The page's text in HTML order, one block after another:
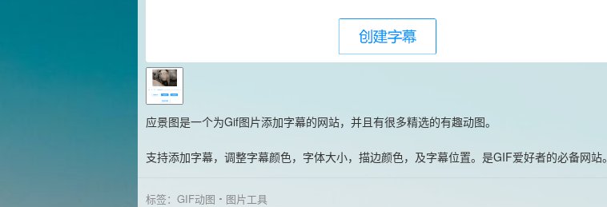
应景图是一个为Gif图片添加字幕的网站，并且有很多精选的有趣动图。
支持添加字幕，调整字幕颜色，字体大小，描边颜色，及字幕位置。是GIF爱好者的必备网站。
标签： GIF动图 图片工具